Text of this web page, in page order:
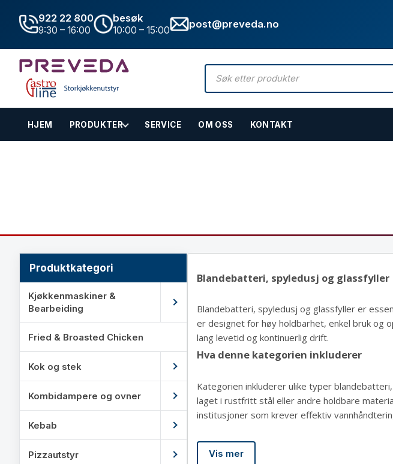
922 22 800
9:30 – 16:00
besøk
10:00 – 15:00
post@preveda.no
Products
search
HJEM PRODUKTER SERVICE OM OSS KONTAKT
Produktkategori
Kjøkkenmaskiner &
Bearbeiding
Fried & Broasted Chicken
Kok og stek
Kombidampere og ovner
Kebab
Pizzautstyr
Blandebatteri, spyledusj og glassfyller
Blandebatteri, spyledusj og glassfyller er
er designet for høy holdbarhet, enkel bruk og
lang levetid og kontinuerlig drift.
Hva denne kategorien inkluderer
Kategorien inkluderer ulike typer
laget i rustfritt stål eller andre holdbare
institusjoner som krever effektiv
Vis mer